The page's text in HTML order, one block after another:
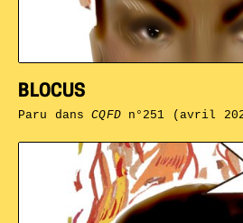
BLOCUS
Paru dansCQFDn°251 (avril